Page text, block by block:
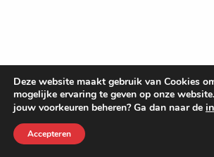
Deze website maakt gebruik van Cookies
mogelijke ervaring te geven op onze
jouw voorkeuren beheren? Ga dan naar de
Accepteren